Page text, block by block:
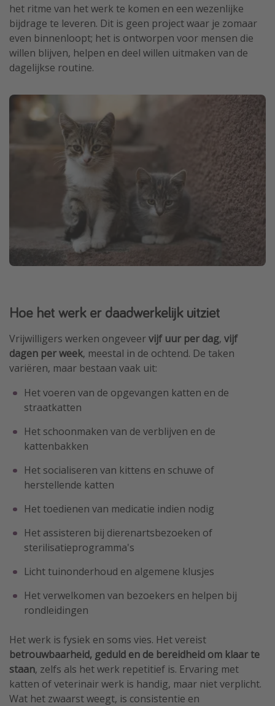
het ritme van het werk te komen en een wezenlijke
bijdrage te leveren. Dit is geen project waar je zomaar
even binnenloopt; het is ontworpen voor mensen die
willen blijven, helpen en deel willen uitmaken van de
dagelijkse routine.
Hoe het werk er daadwerkelijk uitziet
Vrijwilligers werken ongeveervijf uur per dag, vijf
dagen per week, meestal in de ochtend. De taken
variëren, maar bestaan vaak uit:
Het voeren van de opgevangen katten en de
straatkatten
Het schoonmaken van de verblijven en de
kattenbakken
Het socialiseren van kittens en schuwe of
herstellende katten
Het toedienen van medicatie indien nodig
Het assisteren bij dierenartsbezoeken of
sterilisatieprogramma's
Licht tuinonderhoud en algemene klusjes
Het verwelkomen van bezoekers en helpen bij
rondleidingen
Het werk is fysiek en soms vies. Het vereist
betrouwbaarheid, geduld en de bereidheid om klaar te
staan, zelfs als het werk repetitief is. Ervaring met
katten of veterinair werk is handig, maar niet verplicht.
Wat het zwaarst weegt, is consistentie en